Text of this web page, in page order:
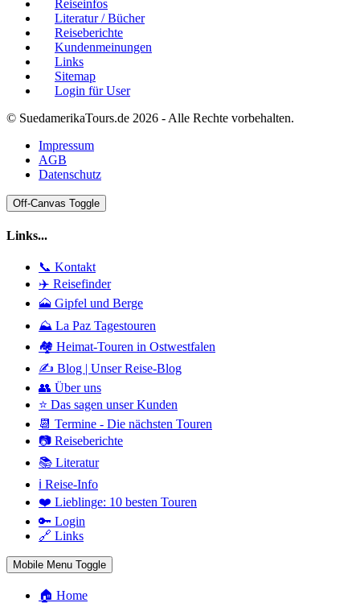
Reiseinfos
Literatur / Bücher
Reiseberichte
Kundenmeinungen
Links
Sitemap
Login für User
© SuedamerikaTours.de 2026 - Alle Rechte vorbehalten.
Impressum
AGB
Datenschutz
Off-Canvas Toggle
Links...
📞 Kontakt
✈️ Reisefinder
🗻 Gipfel und Berge
⛰️ La Paz Tagestouren
🏘️ Heimat-Touren in Ostwestfalen
✍️ Blog | Unser Reise-Blog
👥 Über uns
⭐ Das sagen unser Kunden
📆 Termine - Die nächsten Touren
📷 Reiseberichte
📚 Literatur
ℹ️ Reise-Info
❤️ Lieblinge: 10 besten Touren
🔑 Login
🔗 Links
Mobile Menu Toggle
🏠 Home